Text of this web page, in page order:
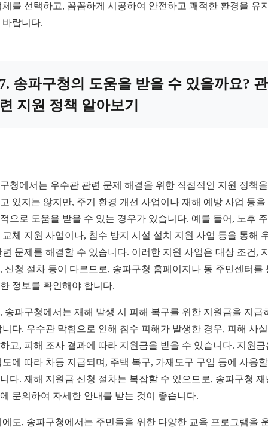
체를 선택하고, 꼼꼼하게 시공하여 안전하고 쾌적한 환경을 유
바랍니다.
송파구청의 도움을 받을 수 있을까요? 관
지원 정책 알아보기
청에서는 우수관 관련 문제 해결을 위한 직접적인 지원 정책
있지는 않지만, 주거 환경 개선 사업이나 재해 예방 사업 등을
으로 도움을 받을 수 있는 경우가 있습니다. 예를 들어, 노후
교체 지원 사업이나, 침수 방지 시설 설치 지원 사업 등을 통해
련 문제를 해결할 수 있습니다. 이러한 지원 사업은 대상 조건,
신청 절차 등이 다르므로, 송파구청 홈페이지나 동 주민센터를
정보를 확인해야 합니다.
송파구청에서는 재해 발생 시 피해 복구를 위한 지원금을 지급
니다. 우수관 막힘으로 인해 침수 피해가 발생한 경우, 피해 사
고, 피해 조사 결과에 따라 지원금을 받을 수 있습니다. 지원금
도에 따라 차등 지급되며, 주택 복구, 가재도구 구입 등에 사용
다. 재해 지원금 신청 절차는 복잡할 수 있으므로, 송파구청 재
문의하여 자세한 안내를 받는 것이 좋습니다.
에도, 송파구청에서는 주민들을 위한 다양한 교육 프로그램을